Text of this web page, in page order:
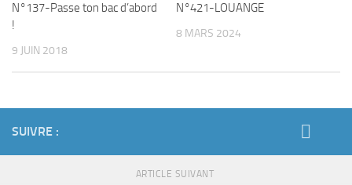
N°137-Passe ton bac d’abord
!
9 JUIN 2018
N°421-LOUANGE
8 MARS 2024
SUIVRE :
ARTICLE SUIVANT